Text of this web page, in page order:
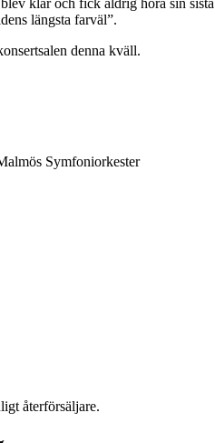
klar och fick aldrig höra sin
längsta farväl”.
denna kväll.
Symfoniorkester
återförsäljare.